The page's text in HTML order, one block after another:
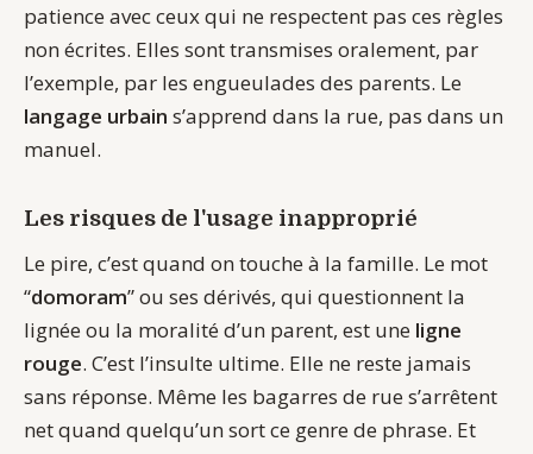
patience avec ceux qui ne respectent pas ces règles
non écrites. Elles sont transmises oralement, par
l’exemple, par les engueulades des parents. Le
langage urbain s’apprend dans la rue, pas dans un
manuel.
Les risques de l'usage inapproprié
Le pire, c’est quand on touche à la famille. Le mot
“domoram” ou ses dérivés, qui questionnent la
lignée ou la moralité d’un parent, est une ligne
rouge. C’est l’insulte ultime. Elle ne reste jamais
sans réponse. Même les bagarres de rue s’arrêtent
net quand quelqu’un sort ce genre de phrase. Et